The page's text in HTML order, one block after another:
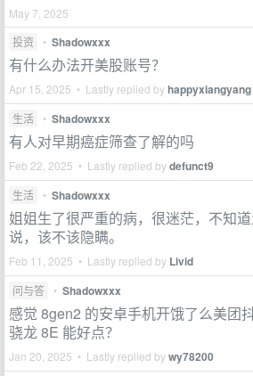
May 7, 2025
投资
• Shadowxxx
有什么办法开美股账号？
Apr 15, 2025 • Lastly replied byhappyxiangyang
生活 • Shadowxxx
有人对早期癌症筛查了解的吗
Feb 22, 2025 • Lastly replied bydefunct9
生活 • Shadowxxx
姐姐生了很严重的病，很迷茫，不知
说，该不该隐瞒。
Feb 11, 2025 • Lastly replied by Livid
问与答 • Shadowxxx
感觉 8gen2 的安卓手机开饿了么美团
骁龙 8E 能好点？
Jan 20, 2025 • Lastly replied bywy78200